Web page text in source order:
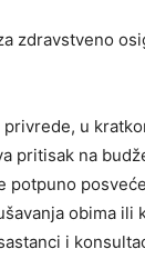
zdravstveno
u
pritisak na
potpuno
obima ili
i